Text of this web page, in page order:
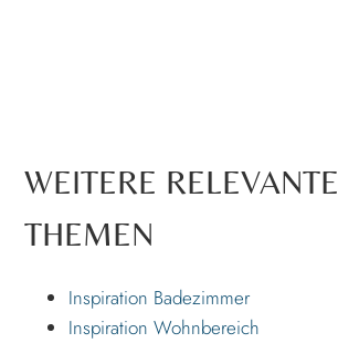
WEITERE RELEVANTE
THEMEN
Inspiration Badezimmer
Inspiration Wohnbereich